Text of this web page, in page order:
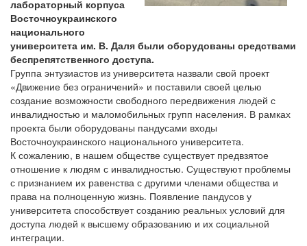
лабораторный корпуса
Восточноукраинского
национального
университета им. В. Даля были оборудованы средствами
беспрепятственного доступа.
Группа энтузиастов из университета назвали свой проект
«Движение без ограничений» и поставили своей целью
создание возможности свободного передвижения людей с
инвалидностью и маломобильных групп населения. В рамках
проекта были оборудованы пандусами входы
Восточноукраинского национального университета.
К сожалению, в нашем обществе существует предвзятое
отношение к людям с инвалидностью. Существуют проблемы
с признанием их равенства с другими членами общества и
права на полноценную жизнь. Появление пандусов у
университета способствует созданию реальных условий для
доступа людей к высшему образованию и их социальной
интеграции.